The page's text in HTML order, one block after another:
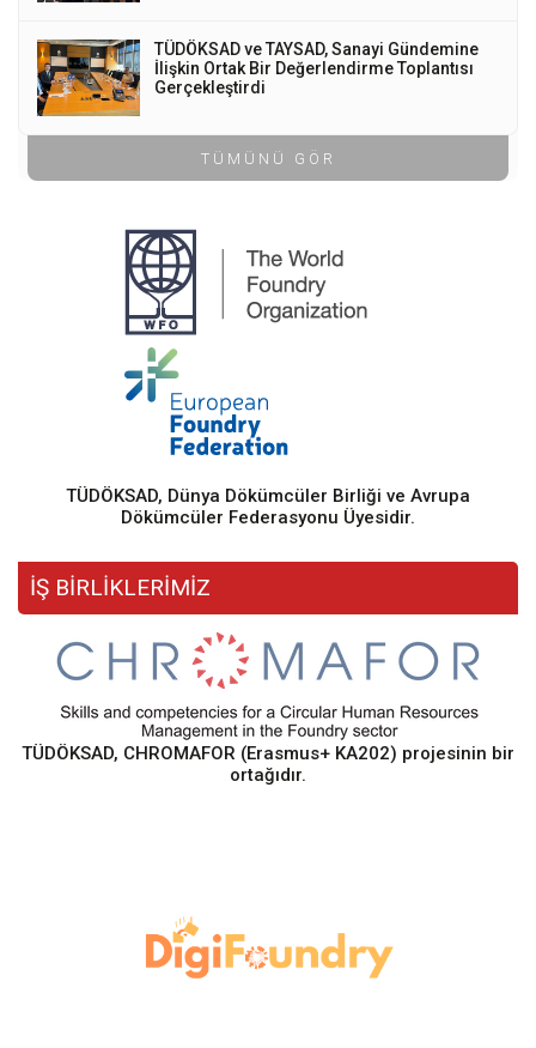
TÜDÖKSAD ve TAYSAD, Sanayi Gündemine
İlişkin Ortak Bir Değerlendirme Toplantısı
Gerçekleştirdi
TÜMÜNÜ GÖR
TÜDÖKSAD, Dünya Dökümcüler Birliği ve Avrupa
Dökümcüler Federasyonu Üyesidir.
İŞ BİRLİKLERİMİZ
TÜDÖKSAD, CHROMAFOR (Erasmus+ KA202) projesinin bir
ortağıdır.